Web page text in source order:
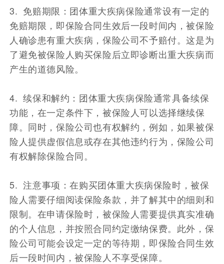
3. 免赔期限：团体重大疾病保险通常设有一定的
免赔期限，即保险合同生效后一段时间内，被保险
人确诊患有重大疾病，保险公司不予赔付。这是为
了避免被保险人购买保险后立即诊断出重大疾病而
产生的道德风险。
4. 续保和解约：团体重大疾病保险通常具备续保
功能，在一定条件下，被保险人可以选择继续保
障。同时，保险公司也有权解约，例如，如果被保
险人提供虚假信息或存在其他违约行为，保险公司
有权解除保险合同。
5. 注意事项：在购买团体重大疾病保险时，被保
险人需要仔细阅读保险条款，并了解其中的细则和
限制。在申请保险时，被保险人需要提供真实准确
的个人信息，并按照合同约定缴纳保费。此外，保
险公司可能会设定一定的等待期，即保险合同生效
后一段时间内，被保险人不享受保障。